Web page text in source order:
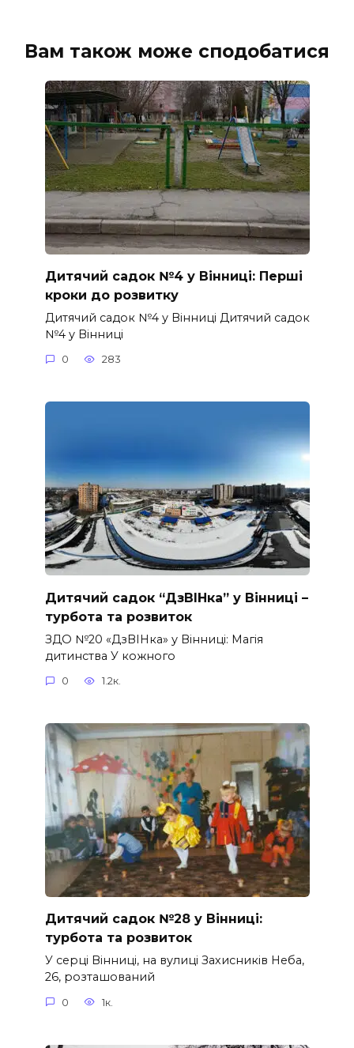
Вам також може сподобатися
Дитячий садок №4 у Вінниці: Перші
кроки до розвитку
Дитячий садок №4 у Вінниці Дитячий садок
№4 у Вінниці
0 283
Дитячий садок “ДзВІНка” у Вінниці –
турбота та розвиток
ЗДО №20 «ДзВІНка» у Вінниці: Магія
дитинства У кожного
0 1.2к.
Дитячий садок №28 у Вінниці:
турбота та розвиток
У серці Вінниці, на вулиці Захисників Неба,
26, розташований
0 1к.